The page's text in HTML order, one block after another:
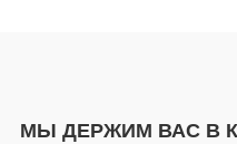
МЫ ДЕРЖИМ ВАС В